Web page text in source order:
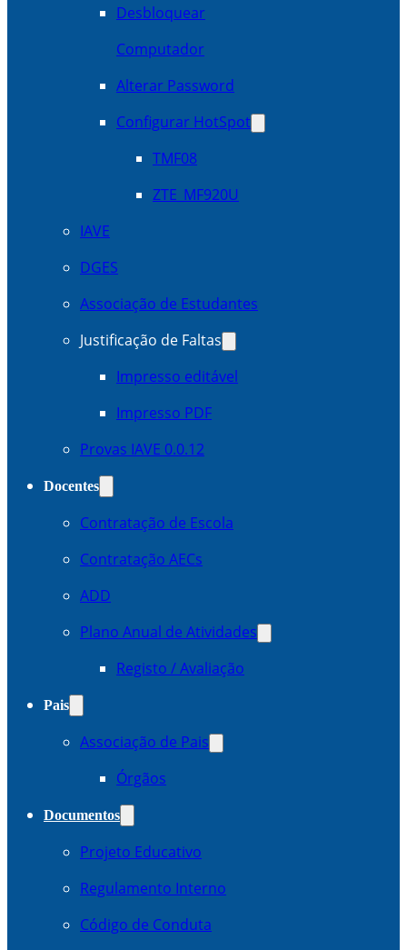
Desbloquear
Computador
Alterar Password
Configurar HotSpot
TMF08
ZTE_MF920U
IAVE
DGES
Associação de Estudantes
Justificação de Faltas
Impresso editável
Impresso PDF
Provas IAVE 0.0.12
Docentes
Contratação de Escola
Contratação AECs
ADD
Plano Anual de Atividades
Registo / Avaliação
Pais
Associação de Pais
Órgãos
Documentos
Projeto Educativo
Regulamento Interno
Código de Conduta